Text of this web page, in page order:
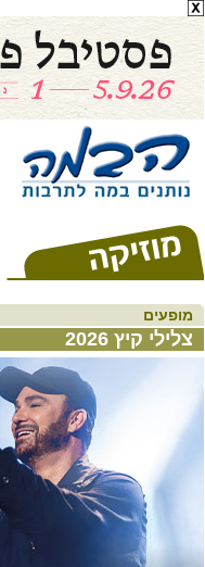
מופעים
צלילי קיץ 2026